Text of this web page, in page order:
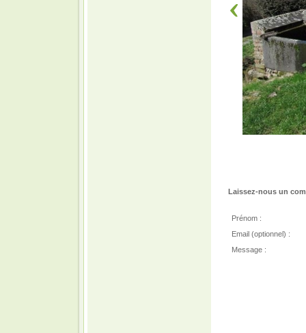
Laissez-nous un
Prénom :
Email (optionnel) :
Message :